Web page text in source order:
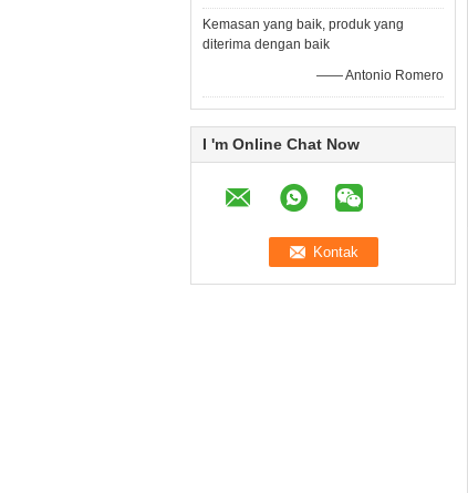
Kemasan yang baik, produk yang
diterima dengan baik
—— Antonio Romero
I 'm Online Chat Now